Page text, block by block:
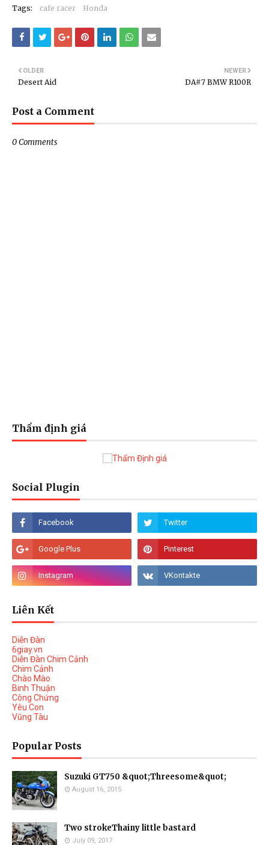
Tags: cafe racer Honda
NEWER
DA#7 BMW R100R
OLDER
Desert Aid
Post a Comment
0 Comments
Thẩm định giá
Social Plugin
Liên Kết
Diễn Đàn
6giay.vn
Diễn Đàn Chim Cảnh
Chim Cảnh
Chào Mào
Binh Thuận
Công Chứng
Yêu Con
Vũng Tàu
Popular Posts
Suzuki GT750 &quot;Threesome&quot;
August 16, 2015
Two strokeThainy little bastard
July 09, 2017